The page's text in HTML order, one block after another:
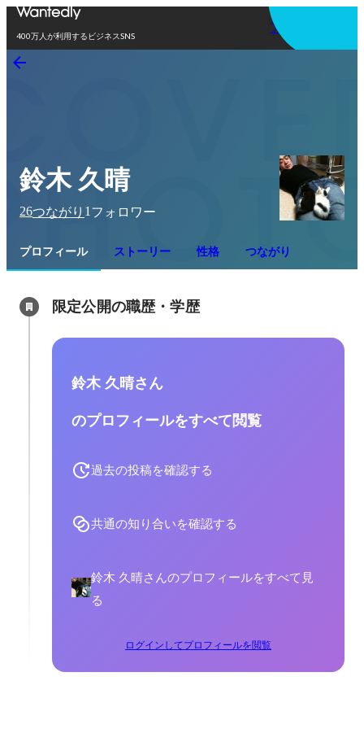
400万人が利用するビジネスSNS
アプリを使う
鈴木 久晴
26つながり 1 フォロワー
プロフィール ストーリー 性格 つながり
限定公開の職歴・学歴
鈴木 久晴さん
のプロフィールをすべて閲覧
過去の投稿を確認する
共通の知り合いを確認する
鈴木 久晴さんのプロフィールをすべて見
る
ログインしてプロフィールを閲覧